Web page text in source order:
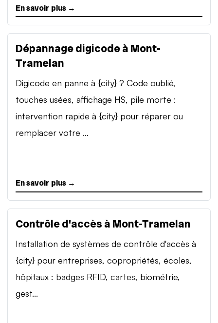
En savoir plus →
Dépannage digicode à Mont-
Tramelan
Digicode en panne à {city} ? Code oublié,
touches usées, affichage HS, pile morte :
intervention rapide à {city} pour réparer ou
remplacer votre ...
En savoir plus →
Contrôle d'accès à Mont-Tramelan
Installation de systèmes de contrôle d'accès à
{city} pour entreprises, copropriétés, écoles,
hôpitaux : badges RFID, cartes, biométrie,
gest...